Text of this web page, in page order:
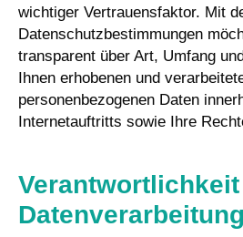
wichtiger Vertrauensfaktor. Mit
Datenschutzbestimmungen
transparent über Art, Umfang
Ihnen erhobenen und
personenbezogenen Daten
Internetauftritts sowie Ihre
Datenverarbeitung